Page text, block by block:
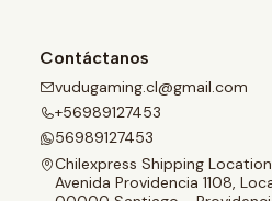
Contáctanos
vudugaming.cl@gmail.com
+56989127453
56989127453
Chilexpress Shipping Location
Avenida Providencia 1108,